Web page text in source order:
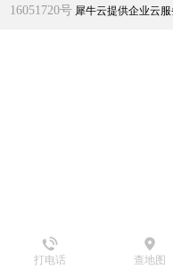
16051720号 犀牛云提供企业云
打电话 查地图